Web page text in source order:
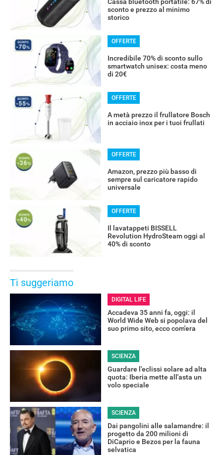
RECENSIONI
sconto e prezzo al minimo
storico
OFFERTE
Incredibile 70% di sconto sullo
smartwatch unisex: costa meno
di 20€
OFFERTE
A metà prezzo il frullatore Bosch
in acciaio inox per i tuoi frullati
OFFERTE
Amazon, prezzo più basso di
sempre sul caricatore rapido
universale
OFFERTE
Il lavatappeti BISSELL
Revolution HydroSteam oggi al
40% di sconto
Ti suggeriamo
DIGITAL LIFE
Accadeva 35 anni fa, oggi: il
World Wide Web si popolava del
suo primo sito, ecco com'era
SCIENZA
Guardare l'eclissi solare ad alta
quota: Iberia mette all'asta un
volo speciale
SCIENZA
Dai pangolini alle salamandre: il
progetto da 200 milioni di
DiCaprio e Bezos per la fauna
selvatica